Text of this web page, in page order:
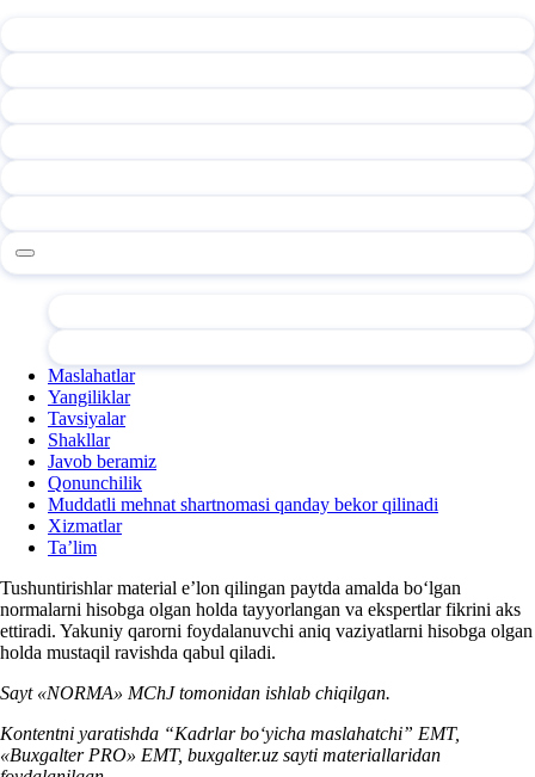
Maslahatlar
Yangiliklar
Tavsiyalar
Shakllar
Javob beramiz
Qonunchilik
Muddatli mehnat shartnomasi qanday bekor qilinadi
Xizmatlar
Ta’lim
Tushuntirishlar material e’lon qilingan paytda amalda boʻlgan
normalarni hisobga olgan holda tayyorlangan va ekspertlar fikrini aks
ettiradi. Yakuniy qarorni foydalanuvchi aniq vaziyatlarni hisobga olgan
holda mustaqil ravishda qabul qiladi.
Sayt «NORMA» MChJ tomonidan ishlab chiqilgan.
Kontentni yaratishda “Kadrlar boʻyicha maslahatchi” EMT,
«Buxgalter PRO» EMT, buxgalter.uz sayti materiallaridan